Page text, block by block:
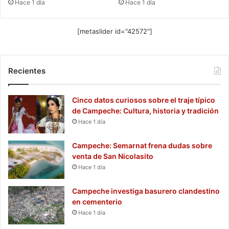
Hace 1 día Hace 1 día
[metaslider id="42572"]
Recientes
Cinco datos curiosos sobre el traje típico
de Campeche: Cultura, historia y tradición
Hace 1 día
Campeche: Semarnat frena dudas sobre
venta de San Nicolasito
Hace 1 día
Campeche investiga basurero clandestino
en cementerio
Hace 1 día